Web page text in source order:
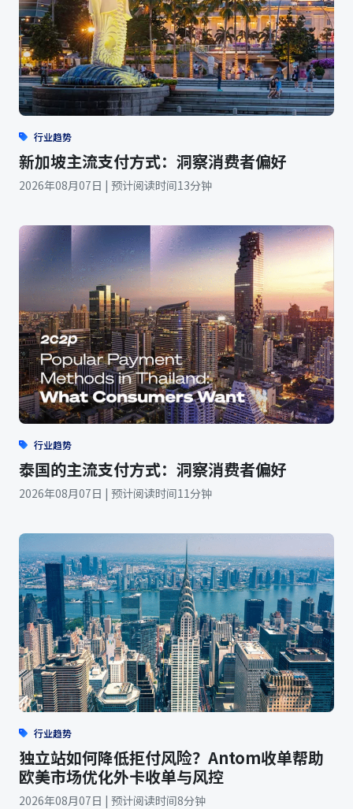
行业趋势
新加坡主流支付方式：洞察消费者偏好
2026年08月07日 | 预计阅读时间13分钟
行业趋势
泰国的主流支付方式：洞察消费者偏好
2026年08月07日 | 预计阅读时间11分钟
行业趋势
独立站如何降低拒付风险？Antom收单帮助
欧美市场优化外卡收单与风控
2026年08月07日 | 预计阅读时间8分钟